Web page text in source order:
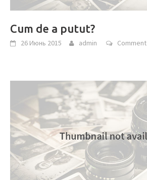
Cum de a putut?
26 Июнь 2015 admin Comment